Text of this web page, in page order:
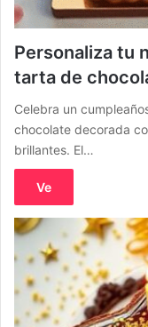
Personaliza tu
tarta de
Celebra un
chocolate decorada
brillantes. El…
Ve